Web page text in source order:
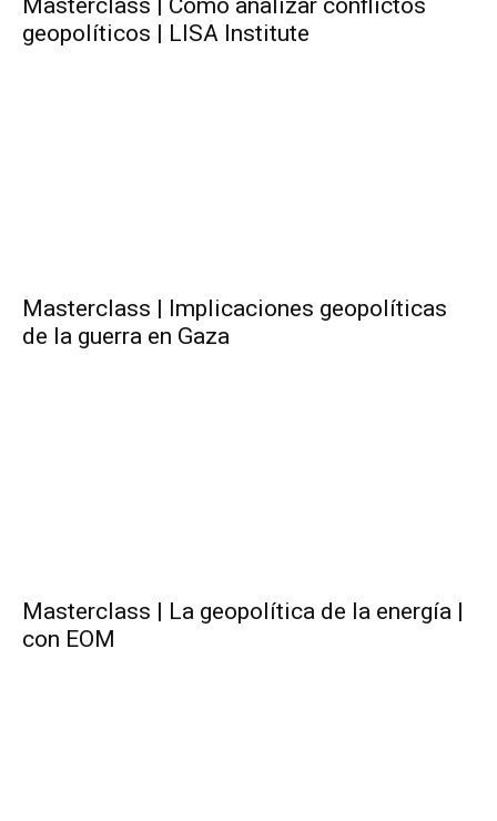
Masterclass | Cómo analizar conflictos
geopolíticos | LISA Institute
Masterclass | Implicaciones geopolíticas
de la guerra en Gaza
Masterclass | La geopolítica de la energía |
con EOM